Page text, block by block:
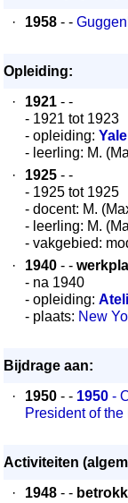
·
1958 - -
Opleiding:
·
1921 - -
- 1921 tot 1923
- opleiding:
- leerling: M.
·
1925 - -
- 1925 tot 1925
- docent: M.
- leerling: M.
- vakgebied:
·
1940 - -
- na 1940
- opleiding:
- plaats: New
Bijdrage aan:
·
1950 - - 1950 -
President of
Activiteiten
·
1948 - -